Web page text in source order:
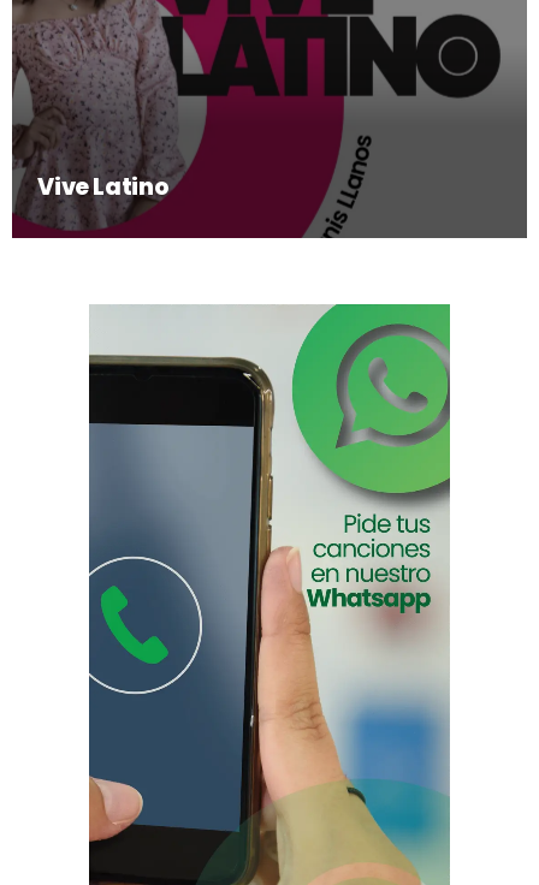
Vive Latino